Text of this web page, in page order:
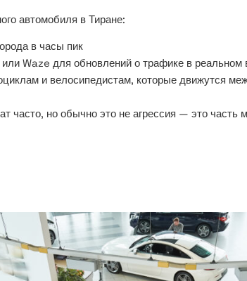
автомобиля в Тиране:
в часы пик
Waze для обновлений о трафике в реальном
и велосипедистам, которые движутся
часто, но обычно это не агрессия — это часть